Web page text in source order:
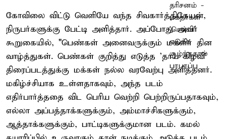
கோவிலை விட்டு வெளியே வந்த சிவகார்த்திகேயன்,
நிருபர்களுக்கு பேட்டி அளித்தார். அப்போது அவர்
கூறுகையில், "பெண்கள் அனைவருக்கும் மகளிர் தின
வாழ்த்துகள். பெண்கள் குறித்து எடுத்த 'தாய் கிழவி'
திரைப்படத்துக்கு மக்கள் நல்ல வரவேற்பு அளித்தனர்.
மகிழ்ச்சியாக உள்ளதாகவும், அந்த படம்
எதிர்பார்த்ததை விட பெரிய வெற்றி பெற்றிருப்பதாகவும்,
எல்லா அப்பத்தாக்களுக்கும், அம்மாச்சிகளுக்கும்,
ஆத்தாக்களுக்கும், பாட்டிகளுக்குமான படம். கமல்